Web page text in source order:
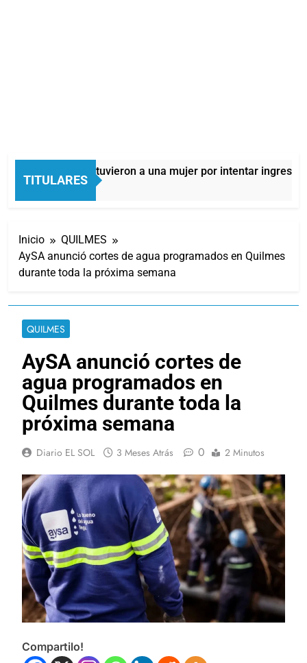
TITULARES
Quilmes: detuvieron a una mujer por intentar ingresar
6 Horas Atrás
Inicio
QUILMES
AySA anunció cortes de agua programados en Quilmes
durante toda la próxima semana
QUILMES
AySA anunció cortes de
agua programados en
Quilmes durante toda la
próxima semana
Diario EL SOL 3 Meses Atrás 0 2 Minutos
Compartilo!